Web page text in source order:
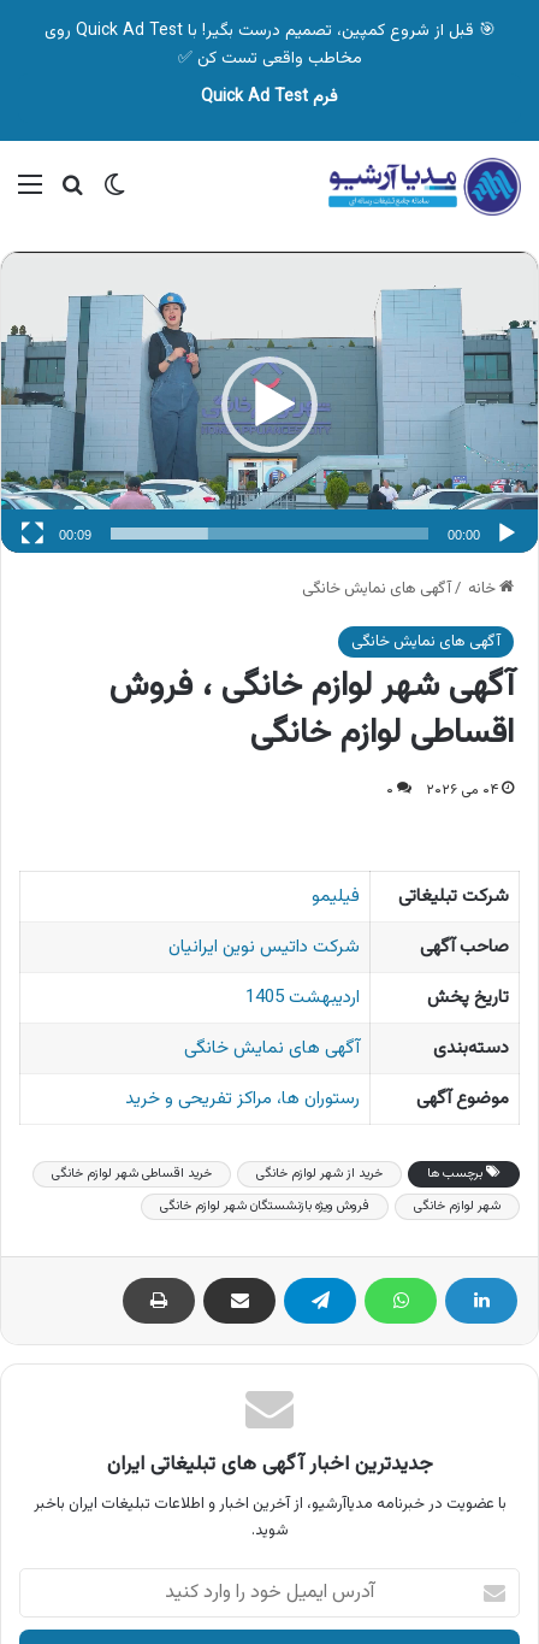
🎯 قبل از شروع کمپین، تصمیم درست بگیر! با Quick Ad Test روی
مخاطب واقعی تست کن ✅
فرم Quick Ad Test
تغییر پوسته
نمایشگر
ویدیو
00:00
00:09
خانه /آگهی های نمایش خانگی
آگهی های نمایش خانگی
آگهی شهر لوازم خانگی ، فروش
اقساطی لوازم خانگی
۰۴ می ۲۰۲۶ ۰
شرکت تبلیغاتی
فیلیمو
صاحب آگهی
شرکت داتیس نوین ایرانیان
تاریخ پخش
اردیبهشت 1405
دسته‌بندی
آگهی های نمایش خانگی
موضوع آگهی
رستوران ها، مراکز تفریحی و خرید
برچسب ها خرید از شهر لوازم خانگی
خرید اقساطی شهر لوازم خانگی
شهر لوازم خانگی
فروش ویژه بازنشستگان شهر لوازم خانگی
جدیدترین اخبار آگهی های تبلیغاتی ایران
با عضویت در خبرنامه مدیاآرشیو، از آخرین اخبار و اطلاعات تبلیغات ایران باخبر
شوید.
آدرس
ایمیل
خود